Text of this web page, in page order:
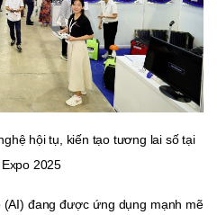
hội tụ, kiến tạo tương lai số tại
Expo 2025
đang được ứng dụng mạnh mẽ